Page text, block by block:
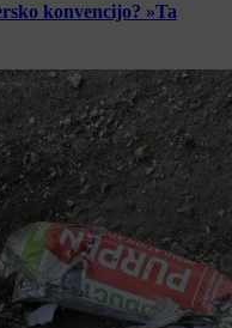
konvencijo? »Ta